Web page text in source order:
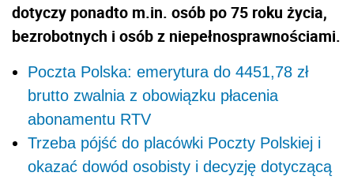
dotyczy ponadto m.in. osób po 75 roku życia,
bezrobotnych i osób z niepełnosprawnościami.
Poczta Polska: emerytura do 4451,78 zł
brutto zwalnia z obowiązku płacenia
abonamentu RTV
Trzeba pójść do placówki Poczty Polskiej i
okazać dowód osobisty i decyzję dotyczącą